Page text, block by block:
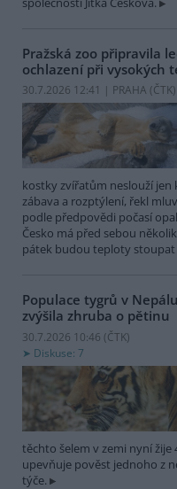
Pražská zoo připravila
ochlazení při vysokých
30.7.2026 12:41 | PRAHA (ČTK)
kostky zvířatům neslouží jen
zábava a rozptýlení, řekl
podle předpovědi počasí
Česko má před sebou
pátek budou teploty stoupat
Populace tygrů v
zvýšila zhruba o pětinu
30.7.2026 10:46 (ČTK)
Diskuse: 7
těchto šelem v zemi nyní žije
upevňuje pověst jednoho z
týče.